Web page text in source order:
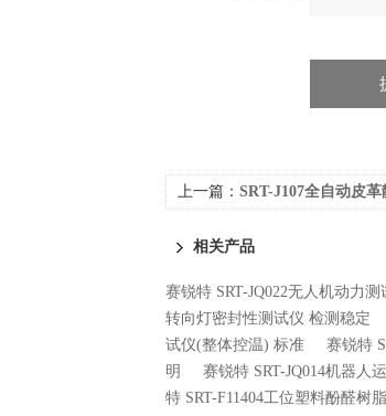
上一篇： SRT-J107全自动皮
相关产品
赛锐特 SRT-JQ022无人机动力
转向灯密封性测试仪 检测稳定
试仪(整体控温) 标准
赛锐特
明
赛锐特 SRT-JQ014机器人
特 SRT-F11404工位塑料酚醛树